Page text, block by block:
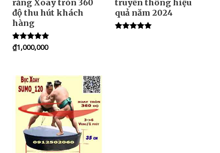
răng Xoay tròn 360
độ thu hút khách
hàng
Rated
5.00
₫1,000,000
truyền thông hiệu
quả năm 2024